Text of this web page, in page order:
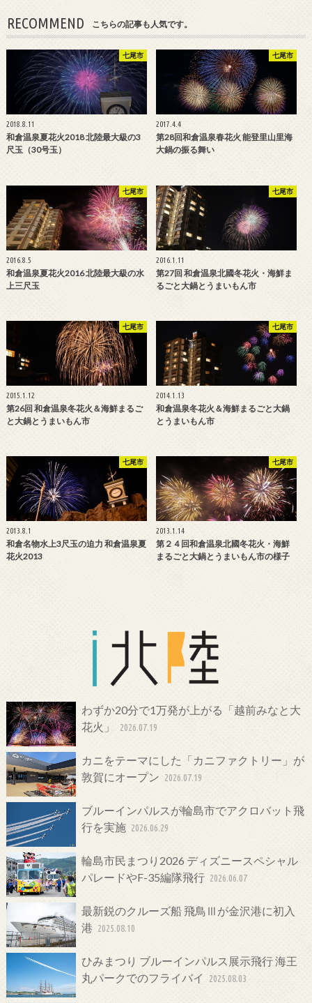
RECOMMEND こちらの記事も人気です。
七尾市
2018.8.11
和倉温泉夏花火2018 北陸最大級の3
尺玉（30号玉）
七尾市
2017.4.4
第28回和倉温泉春花火 能登里山里海
大鍋の振る舞い
七尾市
2016.8.5
和倉温泉夏花火2016 北陸最大級の水
上三尺玉
七尾市
2016.1.11
第27回 和倉温泉北國冬花火・海鮮ま
るごと大鍋とうまいもん市
七尾市
2015.1.12
第26回 和倉温泉冬花火＆海鮮まるご
と大鍋とうまいもん市
七尾市
2014.1.13
和倉温泉冬花火＆海鮮まるごと大鍋
とうまいもん市
七尾市
2013.8.1
和倉名物水上3尺玉の迫力 和倉温泉夏
花火2013
七尾市
2013.1.14
第２４回和倉温泉北國冬花火・海鮮
まるごと大鍋とうまいもん市の様子
わずか20分で1万発が上がる「越前みなと大
花火」
2026.07.19
カニをテーマにした「カニファクトリー」が
敦賀にオープン 2026.07.19
ブルーインパルスが輪島市でアクロバット飛
行を実施 2026.06.29
輪島市民まつり2026 ディズニースペシャル
パレードやF-35編隊飛行 2026.06.07
最新鋭のクルーズ船 飛鳥Ⅲが金沢港に初入
港 2025.08.10
ひみまつり ブルーインパルス展示飛行 海王
丸パークでのフライバイ
2025.08.03